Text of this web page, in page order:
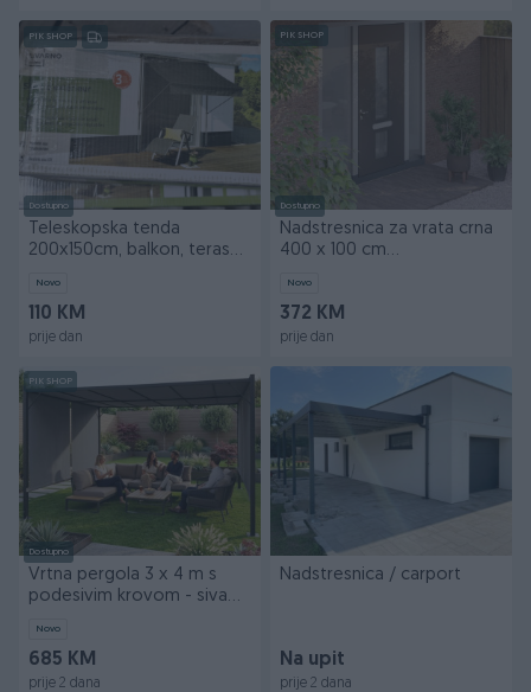
PIK SHOP
Dostupno
Teleskopska tenda
200x150cm, balkon, terasa,
Novo
110 KM
prije dan
PIK SHOP
Dostupno
Nadstresnica za vrata crna
400 x 100 cm
Novo
372 KM
prije dan
PIK SHOP
Dostupno
Vrtna pergola 3 x 4 m s
podesivim krovom - siva
Novo
685 KM
prije 2 dana
Nadstresnica / carport
Na upit
prije 2 dana